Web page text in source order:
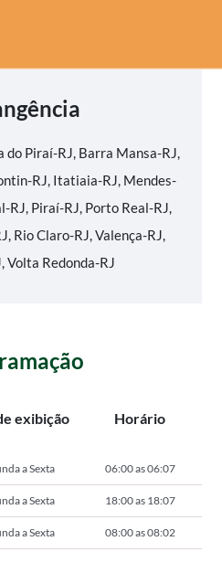
do Piraí-RJ, Barra Mansa-RJ,
RJ, Itatiaia-RJ, Mendes-
RJ, Piraí-RJ, Porto Real-RJ,
Rio Claro-RJ, Valença-RJ,
Volta Redonda-RJ
exibição Horário
a Sexta 06:00 as 06:07
a Sexta 18:00 as 18:07
a Sexta 08:00 as 08:02